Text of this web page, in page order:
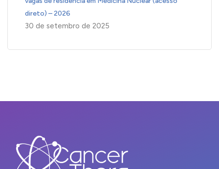
direto) – 2026
30 de setembro de 2025